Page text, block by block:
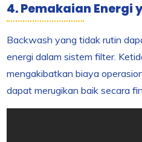
4. Pemakaian Energi
Backwash yang tidak rutin
energi dalam sistem filter.
mengakibatkan biaya
dapat merugikan baik secara